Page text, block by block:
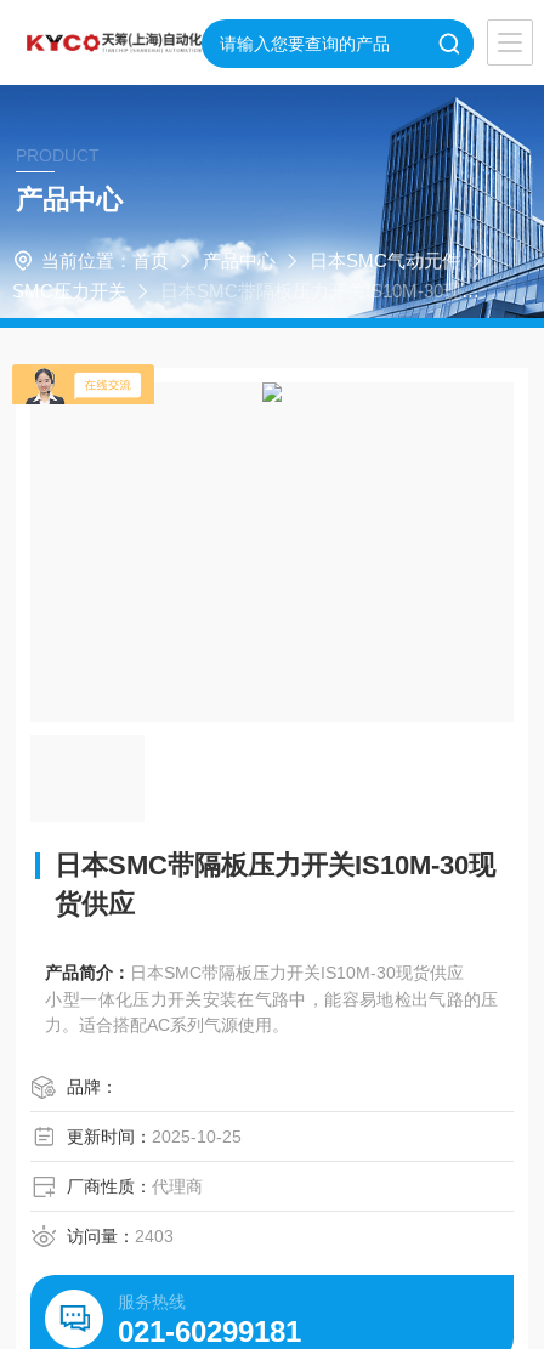
PRODUCT
产品中心
当前位置： 首页 产品中心
日本SMC气动元件
SMC压力开关
日本SMC带隔板压力开关IS10M-30现货
供应
日本SMC带隔板压力开关IS10M-30现
货供应
产品简介： 日本SMC带隔板压力开关IS10M-30现货供应
小型一体化压力开关安装在气路中，能容易地检出气路的压
力。适合搭配AC系列气源使用。
品牌：
更新时间： 2025-10-25
厂商性质：代理商
访问量： 2403
服务热线
021-60299181